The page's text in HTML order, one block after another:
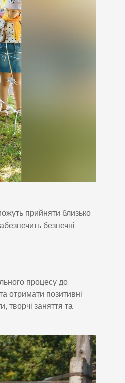
прийняти близько
безпечні
процесу до
отримати позитивні
творчі заняття та